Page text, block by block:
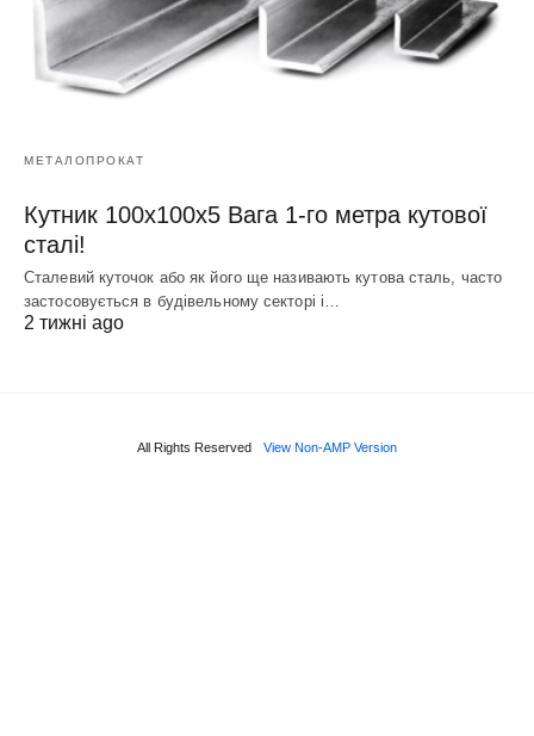
МЕТАЛОПРОКАТ
Кутник 100х100х5 Вага 1-го метра кутової
сталі!
Сталевий куточок або як його ще називають кутова сталь, часто
застосовується в будівельному секторі і…
2 тижні ago
All Rights Reserved View Non-AMP Version